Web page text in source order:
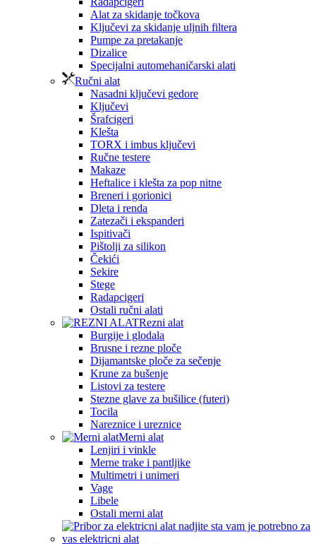
Alat za skidanje točkova
Ključevi za skidanje uljnih filtera
Pumpe za pretakanje
Dizalice
Specijalni automehaničarski alati
Ručni alat
Nasadni ključevi gedore
Ključevi
Šrafcigeri
Klešta
TORX i imbus ključevi
Ručne testere
Makaze
Heftalice i klešta za pop nitne
Breneri i gorionici
Dleta i renda
Zatezači i ekspanderi
Ispitivači
Pištolji za silikon
Čekići
Sekire
Stege
Radapcigeri
Ostali ručni alati
Rezni alat
Burgije i glodala
Brusne i rezne ploče
Dijamantske ploče za sečenje
Krune za bušenje
Listovi za testere
Stezne glave za bušilice (futeri)
Tocila
Nareznice i ureznice
Merni alat
Lenjiri i vinkle
Merne trake i pantljike
Multimetri i unimeri
Vage
Libele
Ostali merni alat